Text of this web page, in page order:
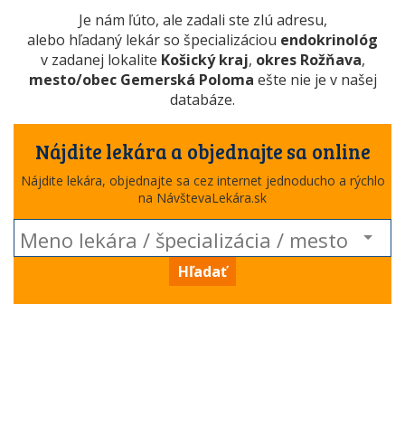
Je nám ľúto, ale zadali ste zlú adresu,
alebo hľadaný lekár so špecializáciou endokrinológ
v zadanej lokalite Košický kraj, okres Rožňava,
mesto/obec Gemerská Poloma ešte nie je v našej
databáze.
Nájdite lekára a objednajte sa online
Nájdite lekára, objednajte sa cez internet jednoducho a rýchlo
na NávštevaLekára.sk
Hľadať